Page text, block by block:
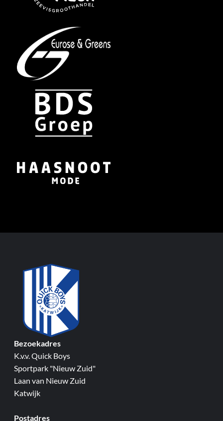
Bezoekadres
K.v.v. Quick Boys
Sportpark "Nieuw Zuid"
Laan van Nieuw Zuid
Katwijk
Postadres